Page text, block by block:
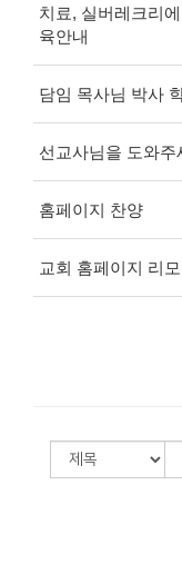
치료, 실버레크리
육안내
담임 목사님 박사
선교사님을 도와주
홈페이지 찬양
교회 홈페이지 리